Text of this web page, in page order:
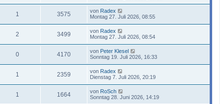
1 3575 von Radex
Montag 27. Juli 2026, 08:55
2 3499 von Radex
Montag 27. Juli 2026, 08:54
0 4170 von Peter Klesel
Sonntag 19. Juli 2026, 16:33
1 2359 von Radex
Dienstag 7. Juli 2026, 20:19
1 1664 von RoSch
Sonntag 28. Juni 2026, 14:19